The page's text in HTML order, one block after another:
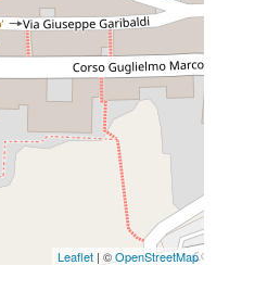
Leaflet| ©OpenStreetMap